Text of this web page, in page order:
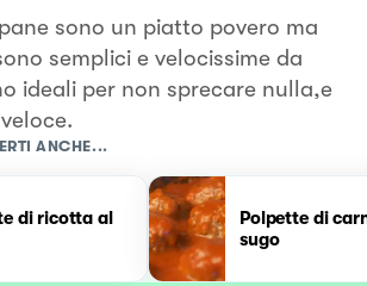
sono un piatto povero ma
semplici e velocissime da
ideali per non sprecare nulla,e
ANCHE...
di ricotta al
Polpette di
sugo